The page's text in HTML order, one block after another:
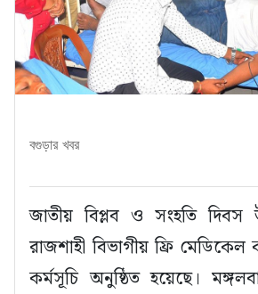
বগুড়ার খবর
জাতীয় বিপ্লব ও সংহতি দিবস
রাজশাহী বিভাগীয় ফ্রি
কর্মসূচি অনুষ্ঠিত হয়েছে।